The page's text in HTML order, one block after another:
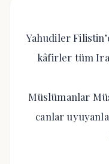
Yahudiler
kâfirler tüm
Müslümanlar
canlar